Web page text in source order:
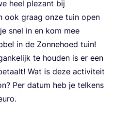
heel ple­zant bij
ook graag onze tuin open
snel in en kom mee
in de Zon­ne­hoed tuin!
te hou­den is er een
Wat is deze acti­vi­teit
Per datum heb je tel­kens